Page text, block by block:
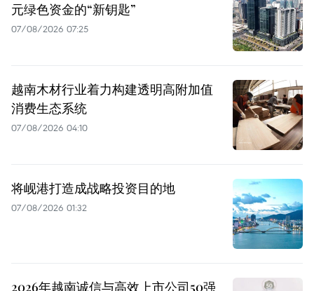
元绿色资金的“新钥匙”
07/08/2026 07:25
越南木材行业着力构建透明高附加值
消费生态系统
07/08/2026 04:10
将岘港打造成战略投资目的地
07/08/2026 01:32
2026年越南诚信与高效上市公司50强